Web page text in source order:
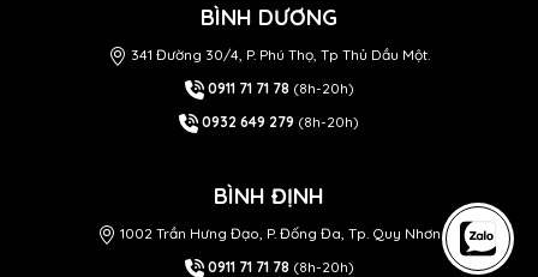
BÌNH DƯƠNG
341 Đường 30/4, P. Phú Thọ, Tp Thủ Dầu Một.
0911 71 71 78 (8h-20h)
0932 649 279 (8h-20h)
BÌNH ĐỊNH
1002 Trần Hưng Đạo, P. Đống Đa, Tp. Quy Nhơn
0911 71 71 78 (8h-20h)